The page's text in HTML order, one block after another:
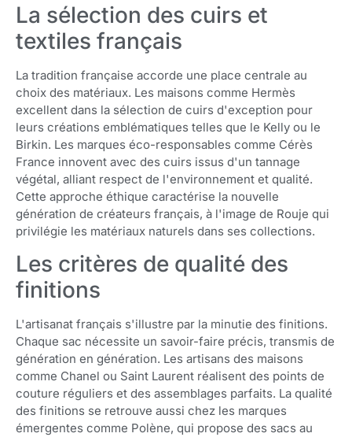
La sélection des cuirs et
textiles français
La tradition française accorde une place centrale au
choix des matériaux. Les maisons comme Hermès
excellent dans la sélection de cuirs d'exception pour
leurs créations emblématiques telles que le Kelly ou le
Birkin. Les marques éco-responsables comme Cérès
France innovent avec des cuirs issus d'un tannage
végétal, alliant respect de l'environnement et qualité.
Cette approche éthique caractérise la nouvelle
génération de créateurs français, à l'image de Rouje qui
privilégie les matériaux naturels dans ses collections.
Les critères de qualité des
finitions
L'artisanat français s'illustre par la minutie des finitions.
Chaque sac nécessite un savoir-faire précis, transmis de
génération en génération. Les artisans des maisons
comme Chanel ou Saint Laurent réalisent des points de
couture réguliers et des assemblages parfaits. La qualité
des finitions se retrouve aussi chez les marques
émergentes comme Polène, qui propose des sacs au